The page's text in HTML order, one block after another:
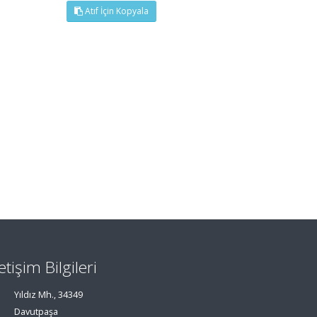
Atıf İçin Kopyala
Bilgileri
Yıldız Mh., 34349
Davutpaşa